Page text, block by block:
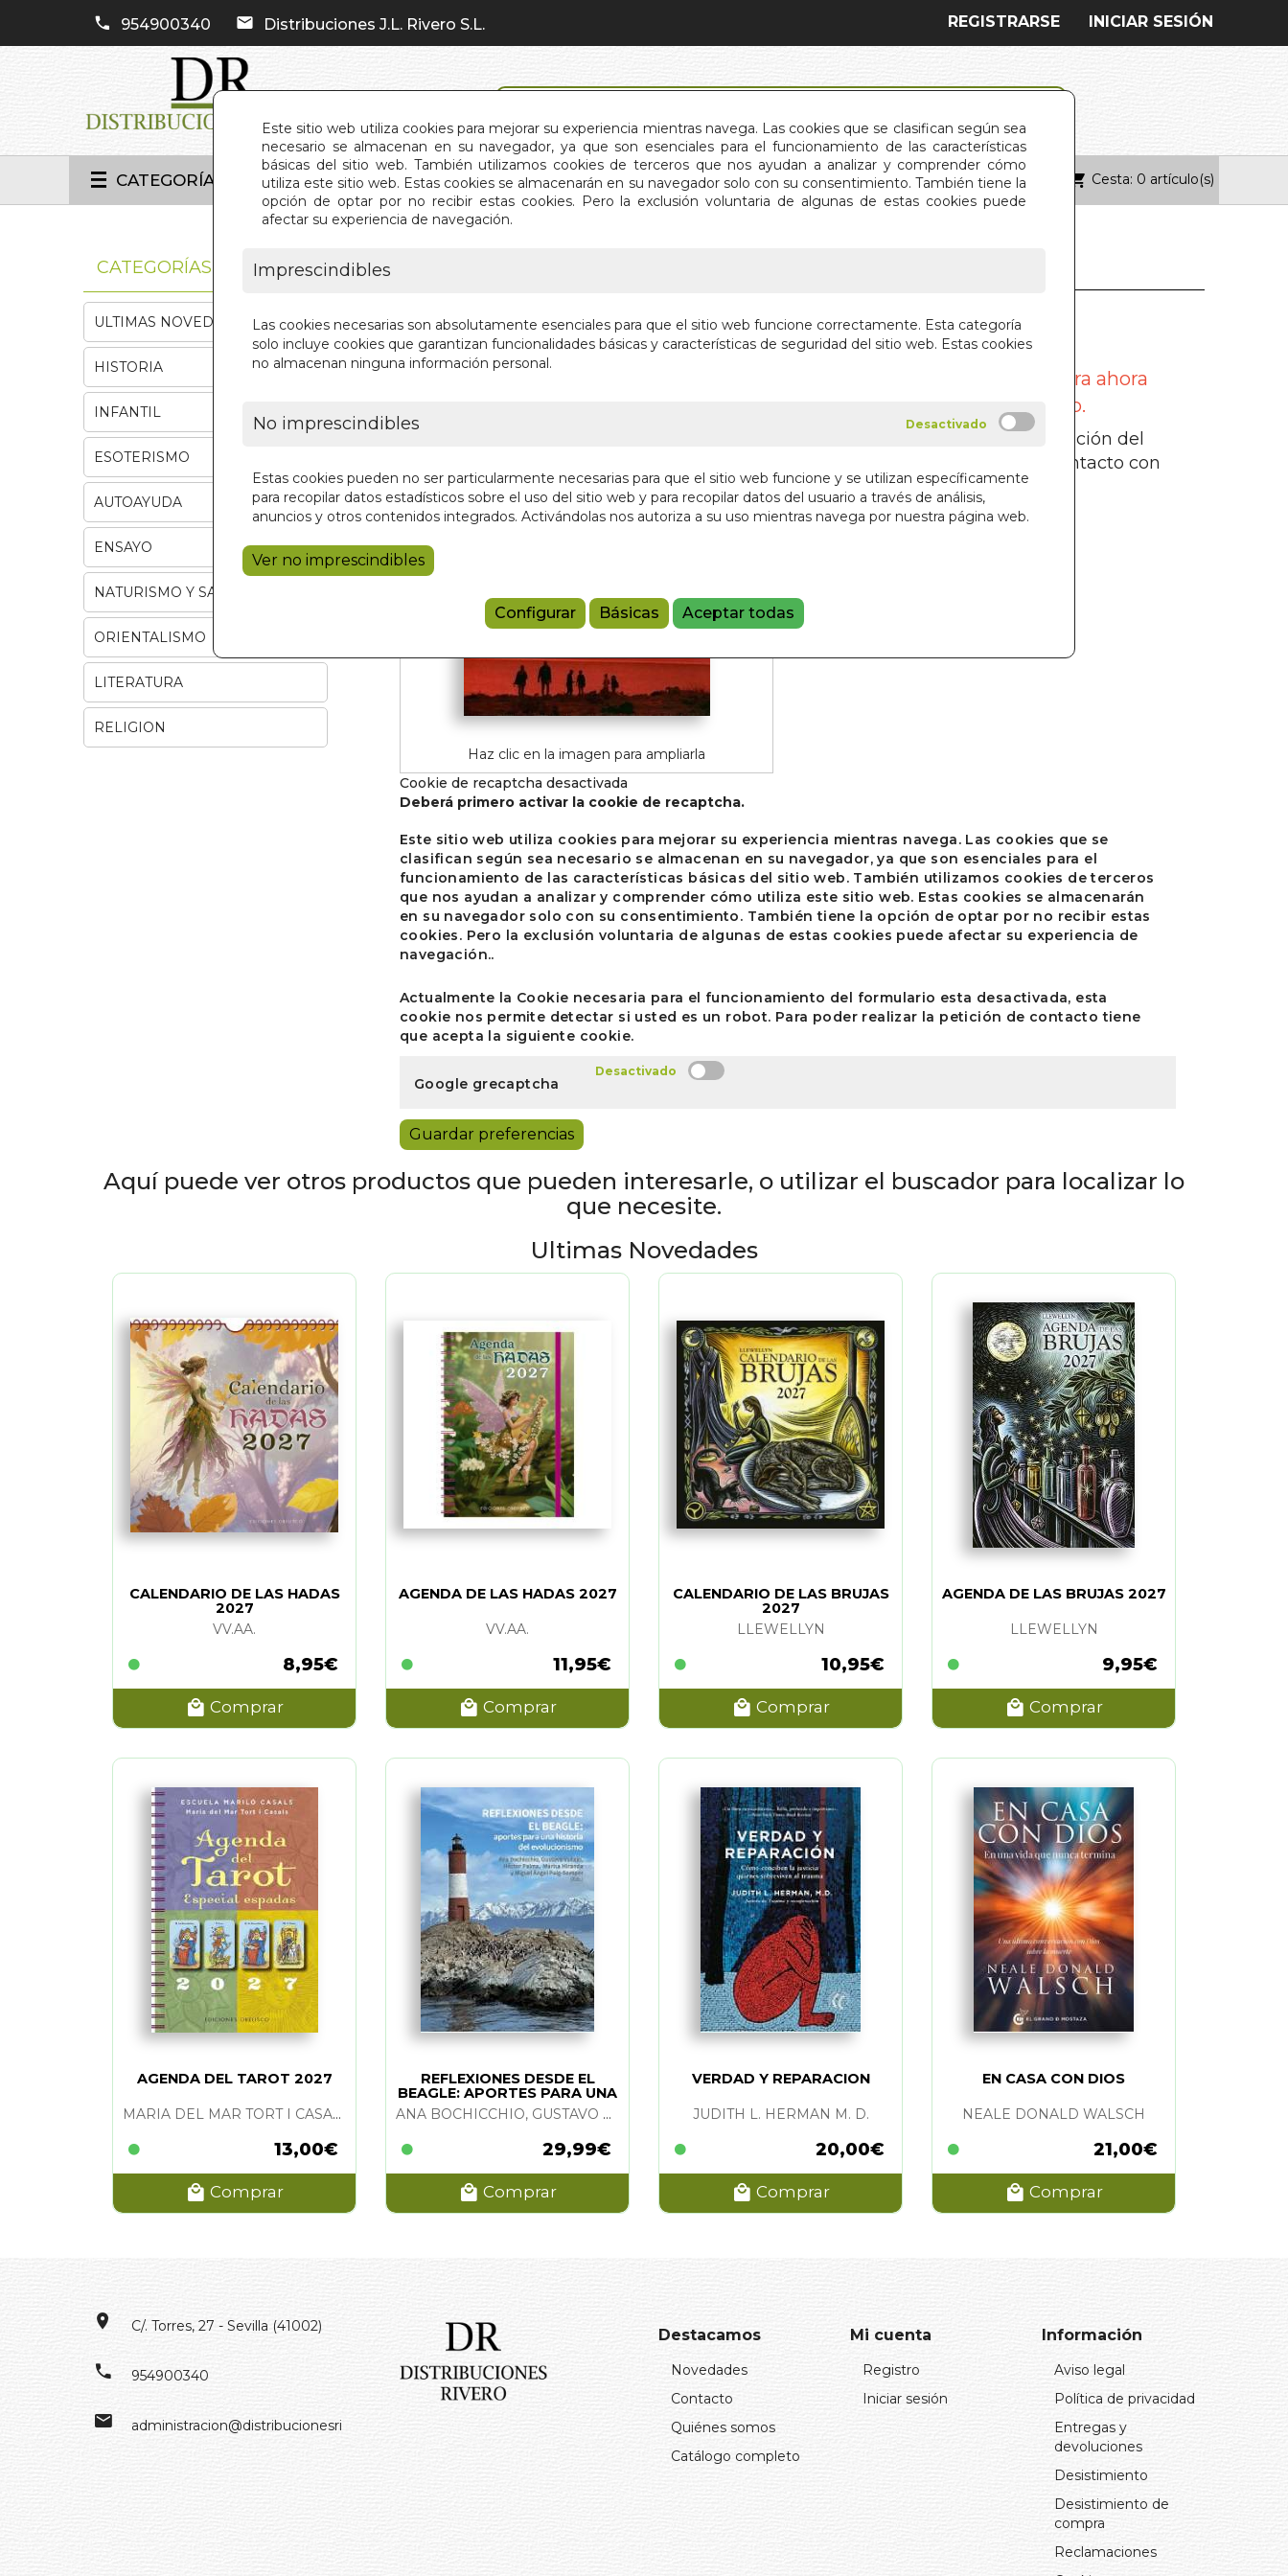
Este sitio web utiliza cookies para mejorar su experiencia mientras navega. Las cookies que se clasifican según sea
necesario se almacenan en su navegador, ya que son esenciales para el funcionamiento de las características
básicas del sitio web. También utilizamos cookies de terceros que nos ayudan a analizar y comprender cómo
utiliza este sitio web. Estas cookies se almacenarán en su navegador solo con su consentimiento. También tiene la
opción de optar por no recibir estas cookies. Pero la exclusión voluntaria de algunas de estas cookies puede
afectar su experiencia de navegación.
Imprescindibles
Las cookies necesarias son absolutamente esenciales para que el sitio web funcione correctamente. Esta categoría
solo incluye cookies que garantizan funcionalidades básicas y características de seguridad del sitio web. Estas cookies
no almacenan ninguna información personal.
No imprescindibles
Estas cookies pueden no ser particularmente necesarias para que el sitio web funcione y se utilizan específicamente
para recopilar datos estadísticos sobre el uso del sitio web y para recopilar datos del usuario a través de análisis,
anuncios y otros contenidos integrados. Activándolas nos autoriza a su uso mientras navega por nuestra página web.
Ver no imprescindibles
Configurar Básicas Aceptar todas
954900340 Distribuciones J.L. Rivero S.L. INICIAR SESIÓN
REGISTRARSE
CATEGORÍAS INICIO QUIÉNES SOMOS CONTACTO Cesta: 0 artículo(s)
Haz clic en la imagen para ampliarla
Y Yo Estoy Muerto
9788494117732
Este artículo no se encuentra ahora
mismo disponible en la web.
Si desea obtener más información del
artículo puede ponerse en contacto con
nosotros.
Cookie de recaptcha desactivada
Deberá primero activar la cookie de recaptcha.
Este sitio web utiliza cookies para mejorar su experiencia mientras navega. Las cookies que se
clasifican según sea necesario se almacenan en su navegador, ya que son esenciales para el
funcionamiento de las características básicas del sitio web. También utilizamos cookies de terceros
que nos ayudan a analizar y comprender cómo utiliza este sitio web. Estas cookies se almacenarán
en su navegador solo con su consentimiento. También tiene la opción de optar por no recibir estas
cookies. Pero la exclusión voluntaria de algunas de estas cookies puede afectar su experiencia de
navegación..
Actualmente la Cookie necesaria para el funcionamiento del formulario esta desactivada, esta
cookie nos permite detectar si usted es un robot. Para poder realizar la petición de contacto tiene
que acepta la siguiente cookie.
Google grecaptcha
Guardar preferencias
CATEGORÍAS
ULTIMAS NOVEDADES
HISTORIA
INFANTIL
ESOTERISMO
AUTOAYUDA
ENSAYO
NATURISMO Y SALUD
ORIENTALISMO
LITERATURA
RELIGION
Aquí puede ver otros productos que pueden interesarle, o utilizar el buscador para localizar lo
que necesite.
Ultimas Novedades
CALENDARIO DE LAS HADAS
2027
VV.AA.
8,95€
Comprar
AGENDA DE LAS HADAS 2027
VV.AA.
11,95€
Comprar
CALENDARIO DE LAS BRUJAS
2027
LLEWELLYN
10,95€
Comprar
AGENDA DE LAS BRUJAS 2027
LLEWELLYN
9,95€
Comprar
AGENDA DEL TAROT 2027
MARIA DEL MAR TORT I CASALS
13,00€
Comprar
REFLEXIONES DESDE EL
BEAGLE: APORTES PARA UNA
HIST.
ANA BOCHICCHIO, GUSTAVO VALLEJO, HECTOR PALMA, MARISA MIRANDA Y M. A. PUIG-SAMPER
29,99€
Comprar
VERDAD Y REPARACION
JUDITH L. HERMAN M. D.
20,00€
Comprar
EN CASA CON DIOS
NEALE DONALD WALSCH
21,00€
Comprar
C/. Torres, 27 - Sevilla (41002)
954900340
administracion@distribucionesrivero.es
Destacamos
Novedades
Contacto
Quiénes somos
Catálogo completo
Mi cuenta
Registro
Iniciar sesión
Información
Aviso legal
Política de privacidad
Entregas y
devoluciones
Desistimiento
Desistimiento de
compra
Reclamaciones